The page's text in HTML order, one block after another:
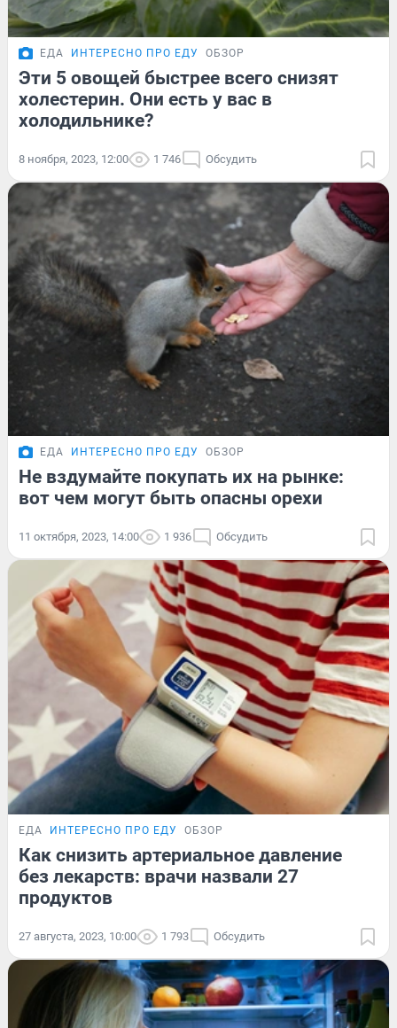
ЕДА ИНТЕРЕСНО ПРО ЕДУ ОБЗОР
Эти 5 овощей быстрее всего снизят
холестерин. Они есть у вас в
холодильнике?
8 ноября, 2023, 12:00 1 746 Обсудить
ЕДА ИНТЕРЕСНО ПРО ЕДУ ОБЗОР
Не вздумайте покупать их на рынке:
вот чем могут быть опасны орехи
11 октября, 2023, 14:00 1 936 Обсудить
ЕДА ИНТЕРЕСНО ПРО ЕДУ ОБЗОР
Как снизить артериальное давление
без лекарств: врачи назвали 27
продуктов
27 августа, 2023, 10:00 1 793 Обсудить